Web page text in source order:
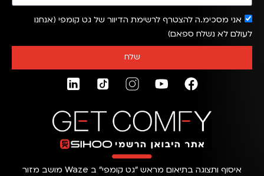
אני מסכימ.ה להצטרף לרשימת הדיוור של גט קומפי (אנחנו
לעולם לא נשלח ספאם)
שלח
איסוף ותצוגה בתיאום מראש ״גט קומפי״ ב Waze מושב מזור